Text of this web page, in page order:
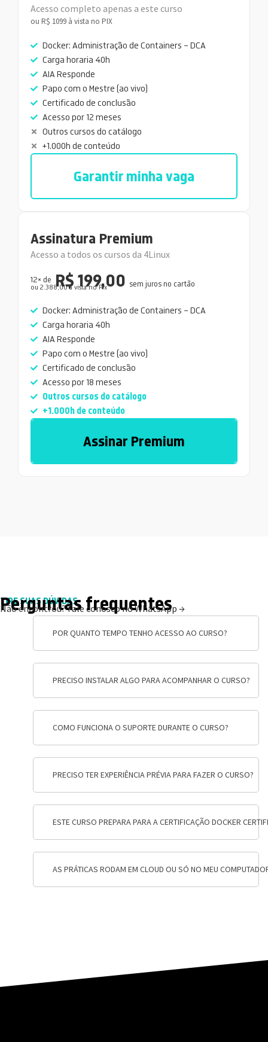
Acesso completo apenas a este curso
ou R$ 1099 à vista no PIX
Docker: Administração de Containers – DCA
Carga horaria 40h
AIA Responde
Papo com o Mestre (ao vivo)
Certificado de conclusão
Acesso por 12 meses
Outros cursos do catálogo
+1.000h de conteúdo
Garantir minha vaga
Assinatura Premium
Acesso a todos os cursos da 4Linux
12× deR$ 199,00 sem juros no cartão
ou 2.388,00 a vista no Pix
Docker: Administração de Containers – DCA
Carga horaria 40h
AIA Responde
Papo com o Mestre (ao vivo)
Certificado de conclusão
Acesso por 18 meses
Outros cursos do catálogo
+1.000h de conteúdo
Assinar Premium
TIRE SUAS DÚVIDAS
Perguntas frequentes
Não encontrou?Fale conosco no WhatsApp →
POR QUANTO TEMPO TENHO ACESSO AO CURSO?
PRECISO INSTALAR ALGO PARA ACOMPANHAR O CURSO?
COMO FUNCIONA O SUPORTE DURANTE O CURSO?
PRECISO TER EXPERIÊNCIA PRÉVIA PARA FAZER O CURSO?
ESTE CURSO PREPARA PARA A CERTIFICAÇÃO DOCKER
AS PRÁTICAS RODAM EM CLOUD OU SÓ NO MEU